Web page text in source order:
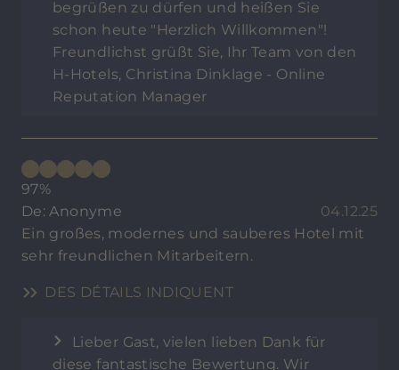
begrüßen zu dürfen und heißen Sie
schon heute "Herzlich Willkommen"!
Freundlichst grüßt Sie, Ihr Team von den
H-Hotels, Christina Dinklage - Online
Reputation Manager
97%
De: Anonyme
04.12.25
Ein großes, modernes und sauberes Hotel mit
sehr freundlichen Mitarbeitern.
DES DÉTAILS INDIQUENT
Lieber Gast, vielen lieben Dank für
diese fantastische Bewertung. Wir